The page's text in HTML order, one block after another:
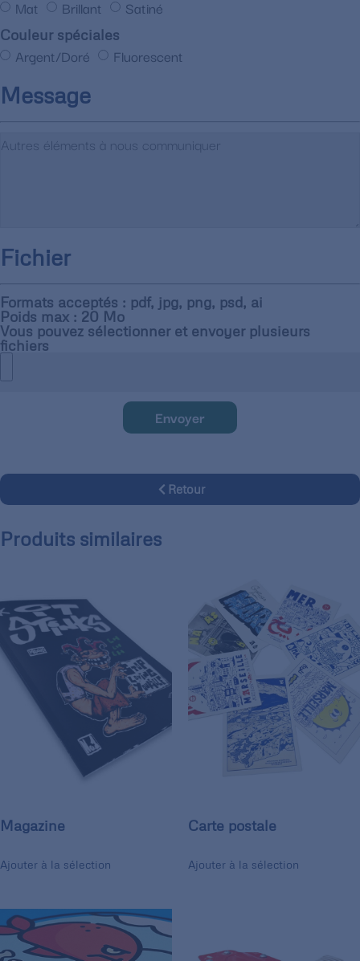
Mat Brillant Satiné
Couleur spéciales
Argent/Doré Fluorescent
Message
Fichier
Formats acceptés : pdf, jpg, png, psd, ai
Poids max : 20 Mo
Vous pouvez sélectionner et envoyer plusieurs
fichiers
Envoyer
Retour
Produits similaires
Magazine
Ajouter à la sélection
Carte postale
Ajouter à la sélection